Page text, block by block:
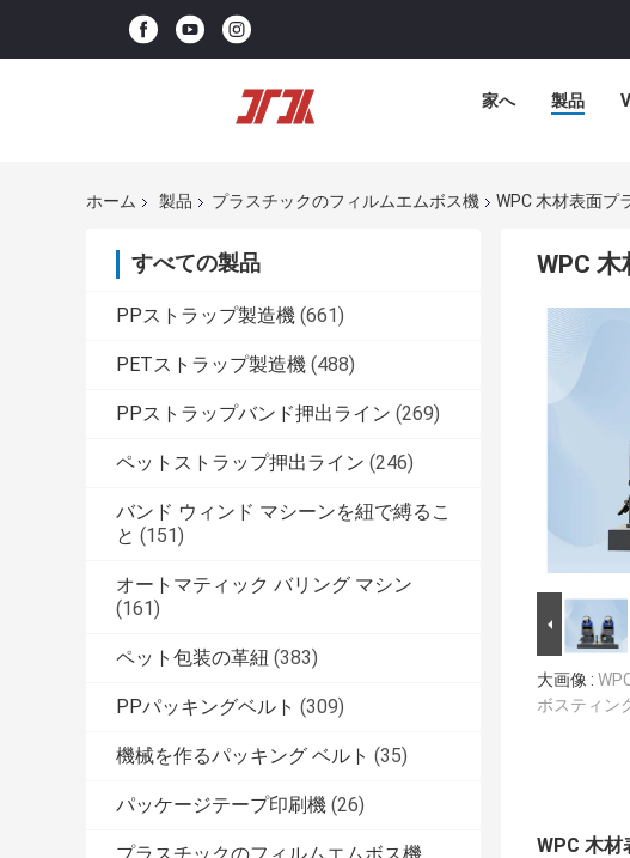
家へ 製品
ホーム 製品 プラスチックのフィルムエムボス機 WPC 木材表面プ
すべての製品
PPストラップ製造機 (661)
PETストラップ製造機 (488)
PPストラップバンド押出ライン (269)
ペットストラップ押出ライン (246)
バンド ウィンド マシーンを紐で縛るこ
と (151)
オートマティック バリング マシン
(161)
ペット包装の革紐 (383)
PPパッキングベルト (309)
機械を作るパッキング ベルト (35)
パッケージテープ印刷機 (26)
WPC
大画像 :
ボスティン
WPC 木